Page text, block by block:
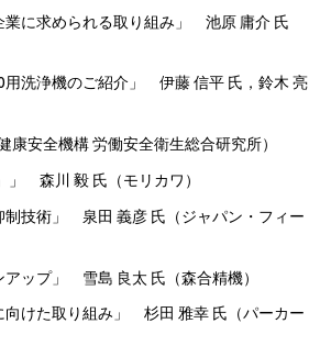
業に求められる取り組み」 池原 庸介 氏
用洗浄機のご紹介」 伊藤 信平 氏，鈴木 亮
安全機構 労働安全衛生総合研究所）
」 森川 毅 氏（モリカワ）
制技術」 泉田 義彦 氏（ジャパン・フィー
アップ」 雪島 良太 氏（森合精機）
向けた取り組み」 杉田 雅幸 氏（パーカー